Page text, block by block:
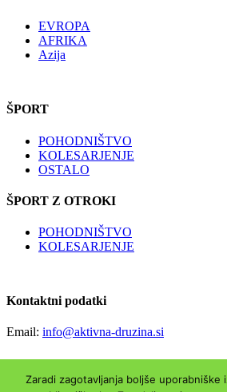
EVROPA
AFRIKA
Azija
ŠPORT
POHODNIŠTVO
KOLESARJENJE
OSTALO
ŠPORT Z OTROKI
POHODNIŠTVO
KOLESARJENJE
Kontaktni podatki
Email: info@aktivna-druzina.si
Copyright © Aktivna-druzina.si | Vse
Zaradi zagotavljanja boljše uporabniške